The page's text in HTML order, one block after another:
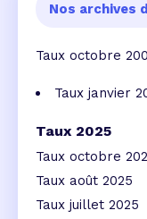
Nos archives
Taux octobre
Taux janvier
Taux 2025
Taux octobre
Taux août 2025
Taux juillet 2025